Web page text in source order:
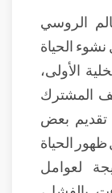
الروسي
الحياة
الأولى،
المشترك
تقديم بعض
الحياة
لعوامل